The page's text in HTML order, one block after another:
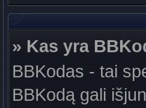
» Kas yra
BBKodas - tai
BBKodą gali